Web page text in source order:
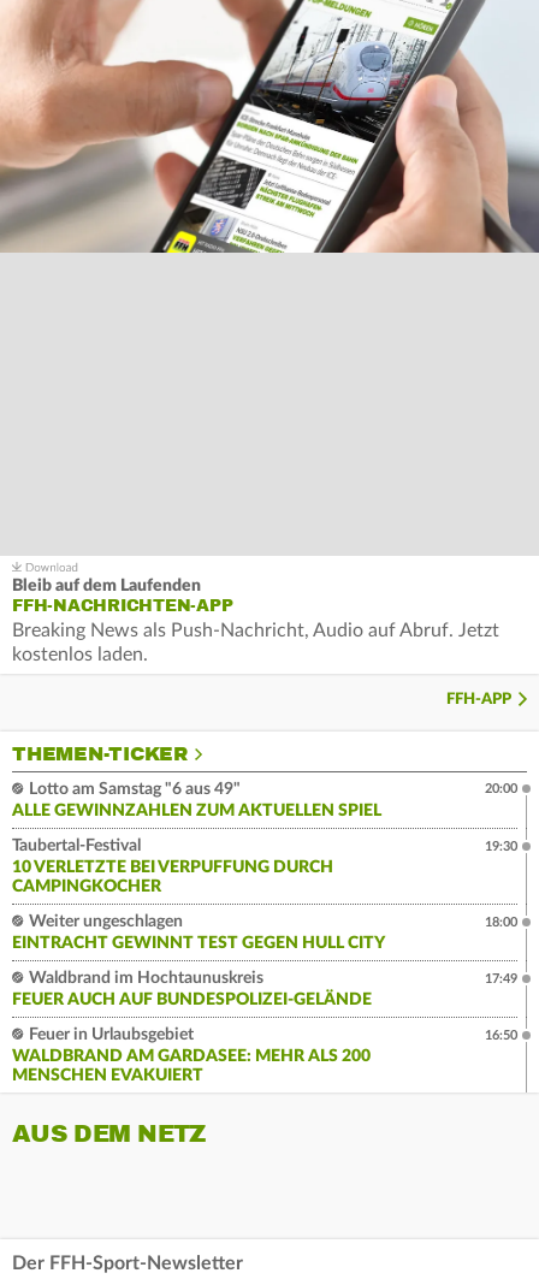
Bleib auf dem Laufenden
FFH-NACHRICHTEN-APP
Breaking News als Push-Nachricht, Audio auf Abruf. Jetzt
kostenlos laden.
FFH-APP
THEMEN-TICKER
Lotto am Samstag "6 aus 49"
ALLE GEWINNZAHLEN ZUM AKTUELLEN SPIEL
20:00
Taubertal-Festival
10 VERLETZTE BEI VERPUFFUNG DURCH
CAMPINGKOCHER
19:30
Weiter ungeschlagen
EINTRACHT GEWINNT TEST GEGEN HULL CITY
18:00
Waldbrand im Hochtaunuskreis
FEUER AUCH AUF BUNDESPOLIZEI-GELÄNDE
17:49
Feuer in Urlaubsgebiet
WALDBRAND AM GARDASEE: MEHR ALS 200
MENSCHEN EVAKUIERT
16:50
AUS DEM NETZ
Der FFH-Sport-Newsletter